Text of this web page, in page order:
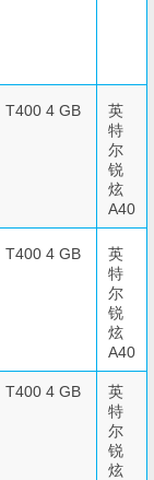
T400 4 GB
英
特
尔
锐
炫
A40
T400 4 GB
英
特
尔
锐
炫
A40
T400 4 GB
英
特
尔
锐
炫